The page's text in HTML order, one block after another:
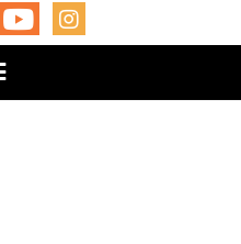
YOUTUBEINSTAGRAM